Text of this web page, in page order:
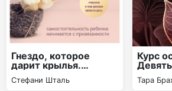
Гнездо, которое
дарит крылья.
Самостоятельность
ребенка начинается с
Стефани Шталь
Курс
под
Тары
Тара